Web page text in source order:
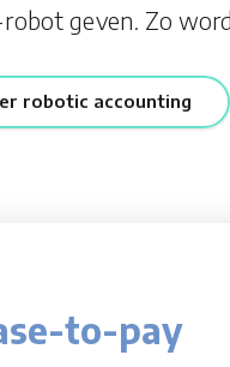
geven. Zo
robotic accounting
to-pay